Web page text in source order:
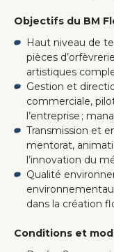
Objectifs du BM
Haut niveau de
pièces
artistiques
Gestion et
commerciale,
l’entreprise ;
Transmission et
mentorat,
l’innovation du
Qualité
dans la création
Conditions et